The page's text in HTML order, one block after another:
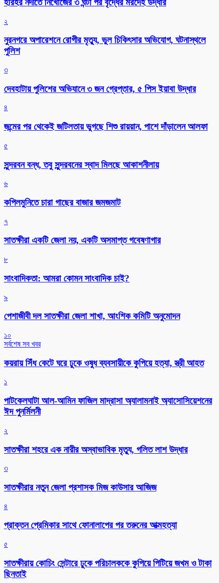
হরিহর নদীতে নিখোঁজের ৩ ঘন্টা পর বৃদ্ধের মরদেহ উদ্ধার
২
নুরনগরে অপারেশনে রোগীর মৃত্যু, ভুল চিকিৎসার অভিযোগ, ঘটনাস্থলে
পুলিশ
৩
দেবহাটায় পুলিশের অভিযানে ৩ জন গ্রেপ্তার, ৫ পিস ইয়াবা উদ্ধার
৪
জন্মের পর থেকেই জটিলতায় ভুগছে শিশু রায়য়ান, পাশে দাঁড়ালেন আলফা
৫
সুন্দরবন বন্ধ, তবু সুন্দরবনের স্বাদ মিলছে আকাশনীলায়
৬
কপিলমুনিতে চারা গাছের বাজার জমজমাট
৭
সাতক্ষীরা একটি জেলা নয়, একটি অসমাপ্ত গবেষণাগার
৮
সাংবাদিকতা: আমরা কোমন সাংবাদিক চাই?
৯
পেশাজীবী দল সাতক্ষীরা জেলা শাখা, আংশিক কমিটি অনুমোদন
১০
সর্বশেষ সব খবর
কয়রায় সিঁধ কেটে ঘরে ঢুকে ওষুধ ব্যবসায়ীকে কুপিয়ে হত্যা, স্ত্রী আহত
১
পাটকেলঘাটা আল-আমিন ফাজিল মাদ্রাসা অ্যালামনাই অ্যাসোসিয়েশনের
ঈদ পুনর্মিলনী
২
সাতক্ষীরা শহরে এক নারীর অস্বাভাবিক মৃত্যু, গলিত লাশ উদ্ধার
৩
সাতক্ষীরার নতুন জেলা প্রশাসক মিজ কাউসার আজিজ
৪
প্রাক্তন প্রেমিকার সাথে ফোনালাপের পর তরুনের আত্মহত্যা
৫
সাতক্ষীরায় কোচিং সেন্টারে ঢুকে পরিচালককে কুপিয়ে পিটিয়ে জখম ও টাকা
ছিনতাই